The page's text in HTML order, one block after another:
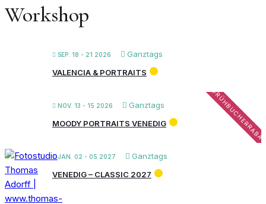
Workshop
SEP. 18 - 21 2026
Ganztags
VALENCIA & PORTRAITS
NOV. 13 - 15 2026 Ganztags
MOODY PORTRAITS VENEDIG
JAN. 02 - 05 2027
Ganztags
VENEDIG – CLASSIC 2027